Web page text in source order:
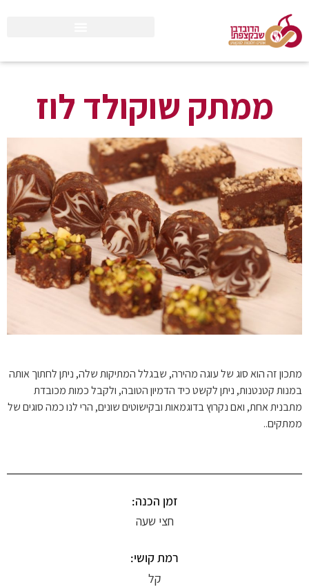
ממתק שוקולד לוז
מתכון זה הוא סוג של עוגה מהירה, שבגלל המתיקות שלה, ניתן לחתוך אותה
במנות קטנטנות, ניתן לקשט כיד הדמיון הטובה, ולקבל כמות מכובדת
מתבנית אחת, ואם נקרוץ בדוגמאות ובקישוטים שונים, הרי לנו כמה סוגים של
ממתקים..
זמן הכנה:
חצי שעה
רמת קושי:
קל